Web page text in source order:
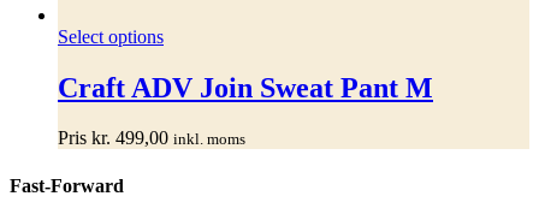
Select optionsDette
har
flere
Mulighederne
Craft ADV Join Sweat Pant M
Pris kr. 499,00 inkl. moms
Fast-Forward